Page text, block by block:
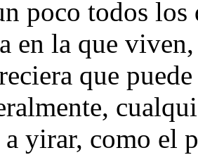
poco todos los
en la que
que
a yirar, como el